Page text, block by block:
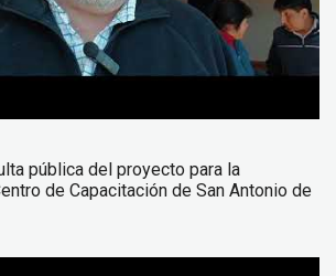
pública del proyecto para la
de Capacitación de San Antonio de